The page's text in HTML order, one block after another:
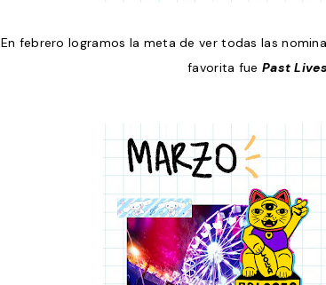
En febrero logramos la meta de ver todas las
favorita fue Past Lives